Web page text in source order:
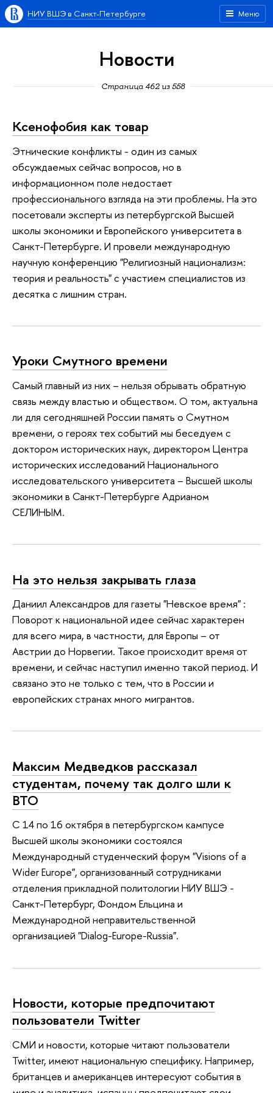
Меню
НИУ ВШЭ в Санкт-Петербурге
Новости
Страница 462 из 558
Ксенофобия как товар
Этнические конфликты - один из самых
обсуждаемых сейчас вопросов, но в
информационном поле недостает
профессионального взгляда на эти проблемы. На это
посетовали эксперты из петербургской Высшей
школы экономики и Европейского университета в
Санкт-Петербурге. И провели международную
научную конференцию "Религиозный национализм:
теория и реальность" с участием специалистов из
десятка с лишним стран.
Уроки Смутного времени
Самый главный из них – нельзя обрывать обратную
связь между властью и обществом. О том, актуальна
ли для сегодняшней России память о Смутном
времени, о героях тех событий мы беседуем с
доктором исторических наук, директором Центра
исторических исследований Национального
исследовательского университета – Высшей школы
экономики в Санкт-Петербурге Адрианом
СЕЛИНЫМ.
На это нельзя закрывать глаза
Даниил Александров для газеты "Невское время" :
Поворот к национальной идее сейчас характерен
для всего мира, в частности, для Европы – от
Австрии до Норвегии. Такое происходит время от
времени, и сейчас наступил именно такой период. И
связано это не только с тем, что в России и
европейских странах много мигрантов.
Максим Медведков рассказал
студентам, почему так долго шли к
ВТО
С 14 по 16 октября в петербургском кампусе
Высшей школы экономики состоялся
Международный студенческий форум "Visions of a
Wider Europe", организованный сотрудниками
отделения прикладной политологии НИУ ВШЭ -
Санкт-Петербург, Фондом Ельцина и
Международной неправительственной
организацией "Dialog-Europe-Russia".
Новости, которые предпочитают
пользователи Twitter
СМИ и новости, которые читают пользователи
Twitter, имеют национальную специфику. Например,
британцев и американцев интересуют события в